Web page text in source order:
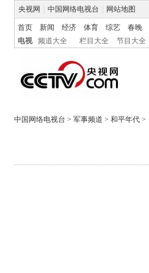
央视网 中国网络电视台 网站地图
首页 新闻 经济 体育 综艺 春晚
电视
频道大全 栏目大全 节目大全
中国网络电视台 > 军事频道 > 和平年代 >